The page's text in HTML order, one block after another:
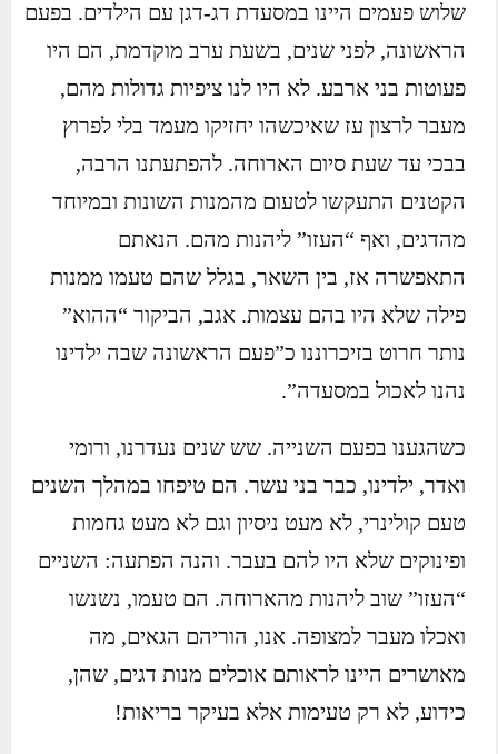
שלוש פעמים היינו במסעדת דג-דגן עם הילדים. בפעם
הראשונה, לפני שנים, בשעת ערב מוקדמת, הם היו
פעוטות בני ארבע. לא היו לנו ציפיות גדולות מהם,
מעבר לרצון עז שאיכשהו יחזיקו מעמד בלי לפרוץ
בבכי עד שעת סיום הארוחה. להפתעתנו הרבה,
הקטנים התעקשו לטעום מהמנות השונות ובמיוחד
מהדגים, ואף “העזו” ליהנות מהם. הנאתם
התאפשרה אז, בין השאר, בגלל שהם טעמו ממנות
פילה שלא היו בהם עצמות. אגב, הביקור “ההוא”
נותר חרוט בזיכרוננו כ”פעם הראשונה שבה ילדינו
נהנו לאכול במסעדה”.
כשהגענו בפעם השנייה. שש שנים נעדרנו, ורומי
ואדר, ילדינו, כבר בני עשר. הם טיפחו במהלך השנים
טעם קולינרי, לא מעט ניסיון וגם לא מעט גחמות
ופינוקים שלא היו להם בעבר. והנה הפתעה: השניים
“העזו” שוב ליהנות מהארוחה. הם טעמו, נשנשו
ואכלו מעבר למצופה. אנו, הוריהם הגאים, מה
מאושרים היינו לראותם אוכלים מנות דגים, שהן,
כידוע, לא רק טעימות אלא בעיקר בריאות!